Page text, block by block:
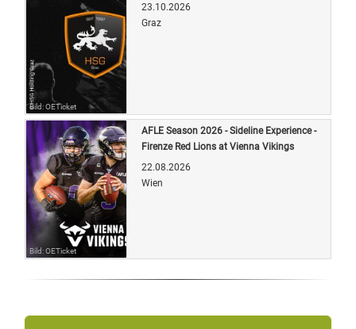
Bild: OETicket
23.10.2026
Graz
Bild: OETicket
AFLE Season 2026 - Sideline Experience -
Firenze Red Lions at Vienna Vikings
22.08.2026
Wien